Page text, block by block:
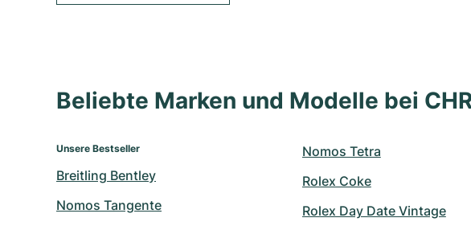
Beliebte Marken und Modelle bei
Unsere Bestseller
Breitling Bentley
Nomos Tangente
Nomos Tetra
Rolex Coke
Rolex Day Date Vintage